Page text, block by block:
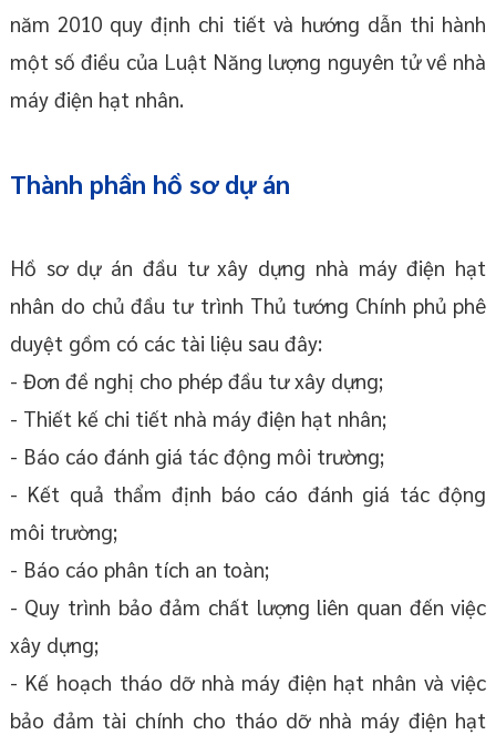
năm 2010 quy định chi tiết và hướng dẫn thi hành
một số điều của Luật Năng lượng nguyên tử về nhà
máy điện hạt nhân.
Thành phần hồ sơ dự án
Hồ sơ dự án đầu tư xây dựng nhà máy điện hạt
nhân do chủ đầu tư trình Thủ tướng Chính phủ phê
duyệt gồm có các tài liệu sau đây:
- Đơn đề nghị cho phép đầu tư xây dựng;
- Thiết kế chi tiết nhà máy điện hạt nhân;
- Báo cáo đánh giá tác động môi trường;
- Kết quả thẩm định báo cáo đánh giá tác động
môi trường;
- Báo cáo phân tích an toàn;
- Quy trình bảo đảm chất lượng liên quan đến việc
xây dựng;
- Kế hoạch tháo dỡ nhà máy điện hạt nhân và việc
bảo đảm tài chính cho tháo dỡ nhà máy điện hạt